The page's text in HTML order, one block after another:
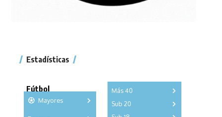
Estadísticas
Fútbol
Mayores
Más 40
Sub 20